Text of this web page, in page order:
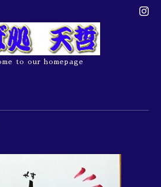
to our homepage